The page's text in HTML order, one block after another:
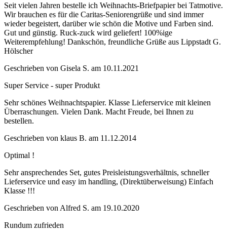
Seit vielen Jahren bestelle ich Weihnachts-Briefpapier bei Tatmotive.
Wir brauchen es für die Caritas-Seniorengrüße und sind immer
wieder begeistert, darüber wie schön die Motive und Farben sind.
Gut und günstig. Ruck-zuck wird geliefert! 100%ige
Weiterempfehlung! Dankschön, freundliche Grüße aus Lippstadt G.
Hölscher
Geschrieben von Gisela S. am 10.11.2021
Super Service - super Produkt
Sehr schönes Weihnachtspapier. Klasse Lieferservice mit kleinen
Überraschungen. Vielen Dank. Macht Freude, bei Ihnen zu
bestellen.
Geschrieben von klaus B. am 11.12.2014
Optimal !
Sehr ansprechendes Set, gutes Preisleistungsverhältnis, schneller
Lieferservice und easy im handling, (Direktüberweisung) Einfach
Klasse !!!
Geschrieben von Alfred S. am 19.10.2020
Rundum zufrieden